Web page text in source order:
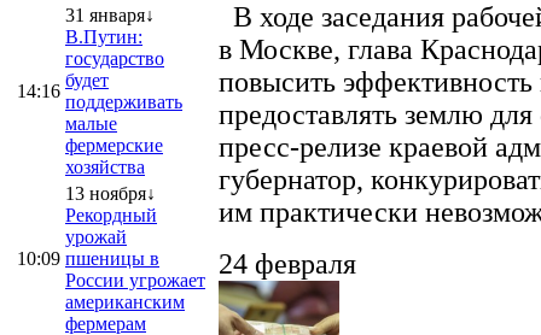
14:16
31 января↓
В.Путин:
государство
будет
поддерживать
малые
фермерские
хозяйства
10:09
13 ноября↓
Рекордный
урожай
пшеницы в
России угрожает
американским
фермерам
В ходе заседания
в Москве, глава
повысить эффективность
предоставлять землю
пресс-релизе краевой
губернатор,
им практически
24 февраля